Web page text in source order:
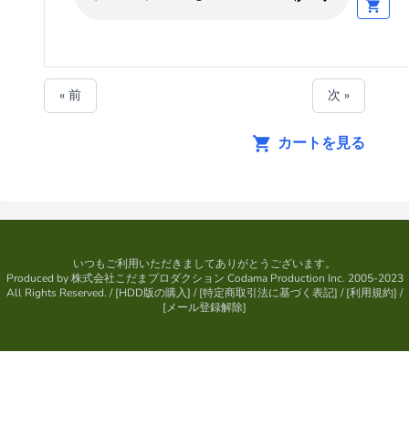
« 前 次 »
カートを見る
いつもご利用いただきましてありがとうございます。
Produced by株式会社こだまプロダクション Codama Production Inc. 2005-2023
All Rights Reserved. / [HDD版の購入] / [特定商取引法に基づく表記] / [利用規約] /
[メール登録解除]